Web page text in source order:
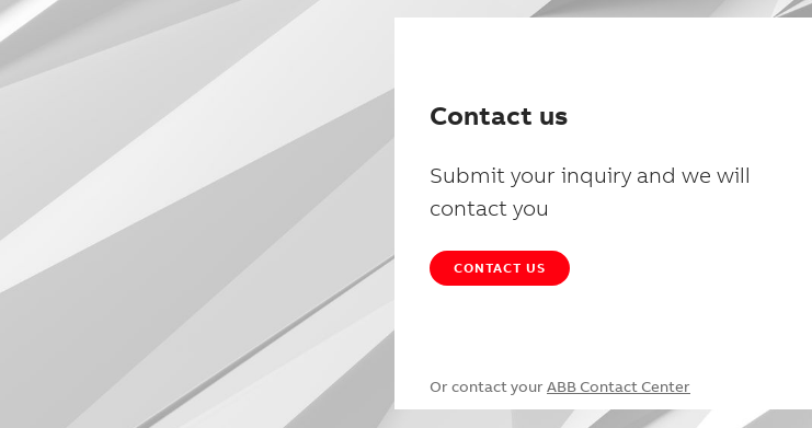
Contact us
Submit your inquiry and we will
contact you
CONTACT US
Or contact your ABB Contact Center